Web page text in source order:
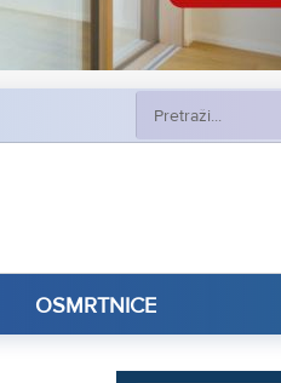
OSMRTNICE